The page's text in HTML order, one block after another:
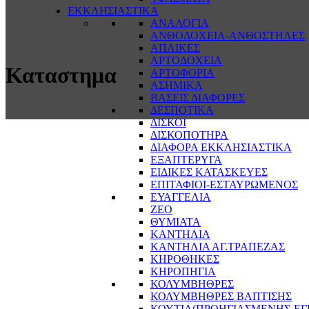
ΕΚΚΛΗΣΙΑΣΤΙΚΑ
ΑΝΑΛΟΓΙΑ
ΑΝΘΟΔΟΧΕΙΑ-ΑΝΘΟΣΤΗΛΕΣ
ΑΠΛΙΚΕΣ
ΑΡΤΟΔΟΧΕΙΑ
ΑΡΤΟΦΟΡΙΑ
ΑΣΗΜΙΚΑ
ΒΑΣΕΙΣ ΔΙΑΦΟΡΕΣ
ΔΕΣΠΟΤΙΚΑ
ΔΙΣΚΟΙ
ΔΙΣΚΟΠΟΤΗΡΑ
ΔΙΑΦΟΡΑ ΕΚΚΛΗΣΙΑΣΤΙΚΑ
ΕΞΑΠΤΕΡΥΓΑ
ΕΙΔΙΚΕΣ ΚΑΤΑΣΚΕΥΕΣ
ΕΠΙΤΑΦΙΟΙ-ΕΣΤΑΥΡΩΜΕΝΟΣ
ΕΥΑΓΓΕΛΙΑ
ΖΕΟ
ΘΥΜΙΑΤΑ
ΚΑΝΤΗΛΙΑ
ΚΑΝΤΗΛΙΑ ΑΓ.ΤΡΑΠΕΖΑΣ
ΚΗΡΟΘΗΚΕΣ
ΚΗΡΟΠΗΓΙΑ
ΚΟΛΥΜΒΗΘΡΕΣ
ΚΟΛΥΜΒΗΘΡΕΣ ΒΑΠΤΙΣΗΣ
Καταστημα